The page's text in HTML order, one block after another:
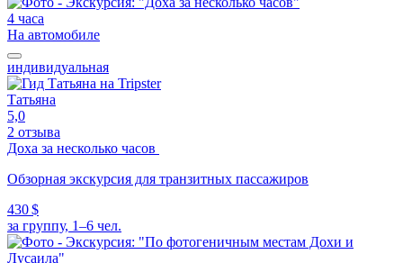
4 часа
На автомобиле
индивидуальная
Татьяна
5,0
2 отзыва
Доха за несколько часов
Обзорная экскурсия для транзитных пассажиров
430 $
за группу, 1–6 чел.